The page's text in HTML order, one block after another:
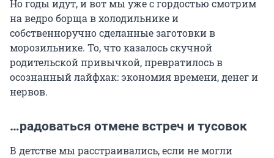
Но годы идут, и вот мы уже с гордостью смотрим
на ведро борща в холодильнике и
собственноручно сделанные заготовки в
морозильнике. То, что казалось скучной
родительской привычкой, превратилось в
осознанный лайфхак: экономия времени, денег и
нервов.
…радоваться отмене встреч и тусовок
В детстве мы расстраивались, если не могли